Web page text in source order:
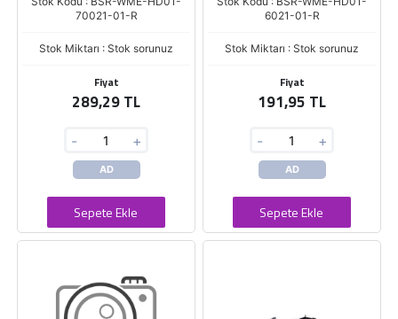
70021-01-R
Stok Miktarı : Stok sorunuz
Fiyat
289,29 TL
- +
AD
Sepete Ekle
6021-01-R
Stok Miktarı : Stok sorunuz
Fiyat
191,95 TL
- +
AD
Sepete Ekle